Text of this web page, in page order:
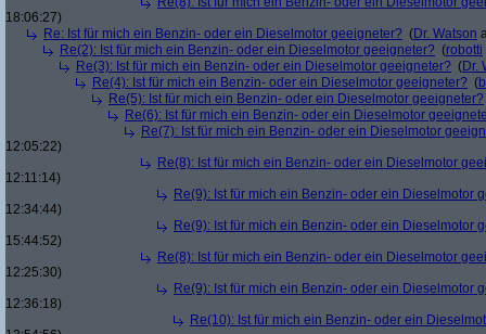
18:06:27)
Re: Ist für mich ein Benzin- oder ein Dieselmotor geeigneter? (Dr. Watson
Re(2): Ist für mich ein Benzin- oder ein Dieselmotor geeigneter? (robotti
Re(3): Ist für mich ein Benzin- oder ein Dieselmotor geeigneter? (Dr.
Re(4): Ist für mich ein Benzin- oder ein Dieselmotor geeigneter? (
Re(5): Ist für mich ein Benzin- oder ein Dieselmotor geeigneter?
Re(6): Ist für mich ein Benzin- oder ein Dieselmotor
Re(7): Ist für mich ein Benzin- oder ein Dieselmotor
12:05:22)
Re(8): Ist für mich ein Benzin- oder ein Dieselmotor
12:11:14)
Re(9): Ist für mich ein Benzin- oder ein Dieselmotor
12:34:44)
Re(9): Ist für mich ein Benzin- oder ein Dieselmotor
15:44:52)
Re(8): Ist für mich ein Benzin- oder ein Dieselmotor
12:25:30)
Re(9): Ist für mich ein Benzin- oder ein Dieselmotor
12:36:18)
Re(10): Ist für mich ein Benzin- oder ein